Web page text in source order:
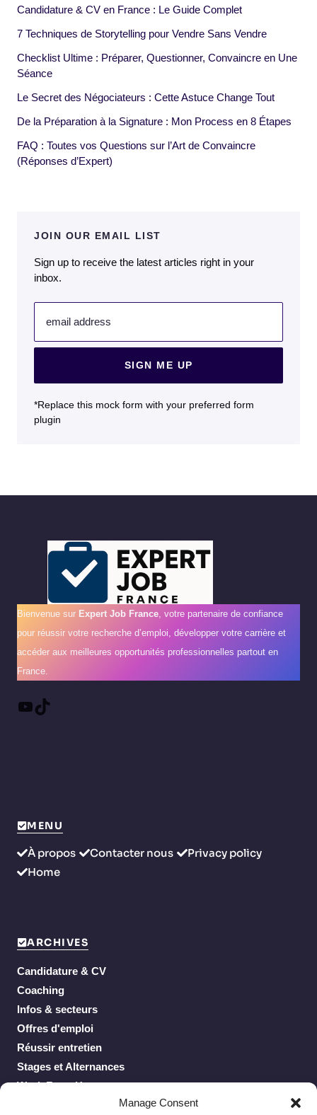
Manage Consent
Candidature & CV en France : Le Guide Complet
7 Techniques de Storytelling pour Vendre Sans Vendre
Checklist Ultime : Préparer, Questionner, Convaincre en Une
Séance
Le Secret des Négociateurs : Cette Astuce Change Tout
De la Préparation à la Signature : Mon Process en 8 Étapes
FAQ : Toutes vos Questions sur l’Art de Convaincre
(Réponses d’Expert)
JOIN OUR EMAIL LIST
Sign up to receive the latest articles right in your
inbox.
email address
SIGN ME UP
*Replace this mock form with your preferred form
plugin
Bienvenue sur Expert Job France , votre partenaire de confiance
pour réussir votre recherche d’emploi, développer votre carrière et
accéder aux meilleures opportunités professionnelles partout en
France.
YouTube
TikTok
MENU
À propos Contacter nous
Privacy policy
Home
ARCHIVES
Candidature & CV
Coaching
Infos & secteurs
Offres d'emploi
Réussir entretien
Stages et Alternances
Work From Home